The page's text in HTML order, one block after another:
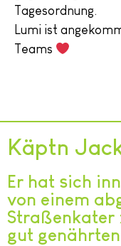
Tagesordnung.
Lumi ist
Teams
Käptn
Er hat sich
von einem
Straßenkater
gut